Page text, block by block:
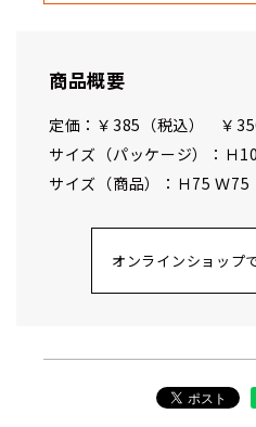
商品概要
定価：￥385（税込） ￥
サイズ（パッケージ）：Ｈ
サイズ（商品）：Ｈ75 Ｗ
オンラインショップ